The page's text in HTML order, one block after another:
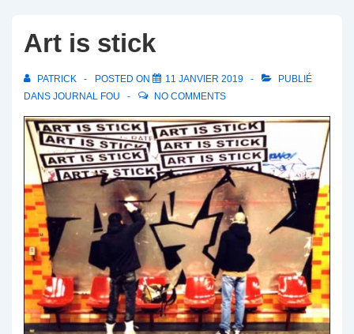
Art is stick
PATRICK POSTED ON 11 JANVIER 2019
PUBLIÉ
DANS JOURNAL FOU NO COMMENTS